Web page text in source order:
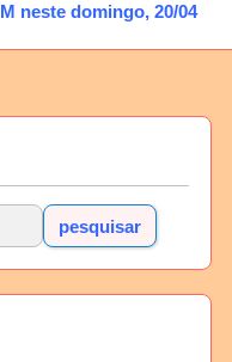
neste domingo, 20/04